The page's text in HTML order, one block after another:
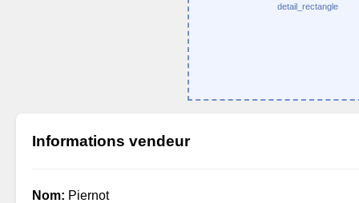
detail_rectangle
Informations vendeur
Nom: Piernot